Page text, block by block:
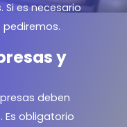
es necesario
y
deben
Es obligatorio